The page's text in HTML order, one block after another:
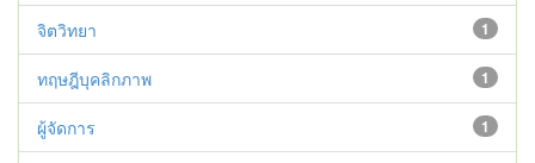
1
จิตวิทยา
1
ทฤษฎีบุคลิกภาพ
1
ผู้จัดการ